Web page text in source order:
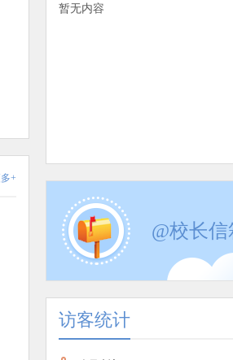
+
暂无内容
@校长信
访客统计